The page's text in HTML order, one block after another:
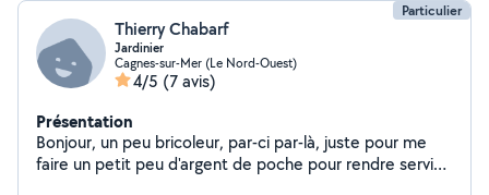
Particulier
Thierry Chabarf
Jardinier
Cagnes-sur-Mer (Le Nord-Ouest)
4/5 (7 avis)
Présentation
Bonjour, un peu bricoleur, par-ci par-là, juste pour me
faire un petit peu d'argent de poche pour rendre service